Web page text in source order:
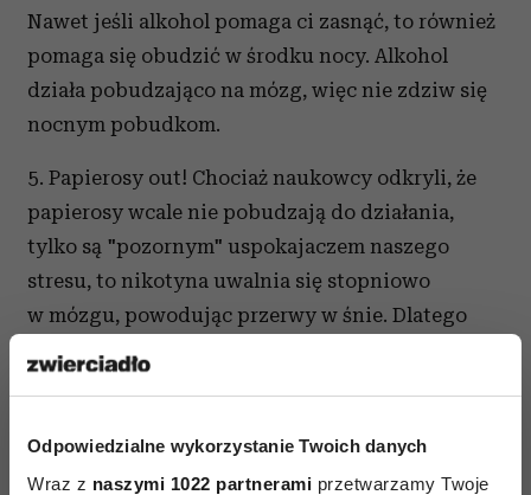
Odpowiedzialne wykorzystanie Twoich danych
Wraz z naszymi 1022 partnerami przetwarzamy Twoje
Nawet jeśli alkohol pomaga ci zasnąć, to również
pomaga się obudzić w środku nocy. Alkohol
działa pobudzająco na mózg, więc nie zdziw się
nocnym pobudkom.
5. Papierosy out! Chociaż naukowcy odkryli, że
papierosy wcale nie pobudzają do działania,
tylko są "pozornym" uspokajaczem naszego
stresu, to nikotyna uwalnia się stopniowo
w mózgu, powodując przerwy w śnie. Dlatego
odradzamy papierosy przed pójściem spać.